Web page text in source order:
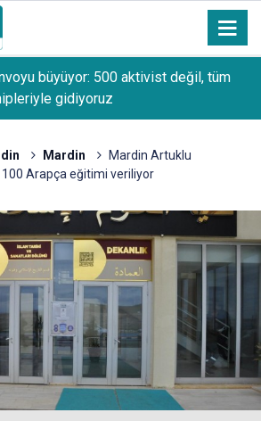
Gazze için dünyaya çağrı:
geçin
Mardin
Mardin Artuklu
Arapça eğitimi veriliyor